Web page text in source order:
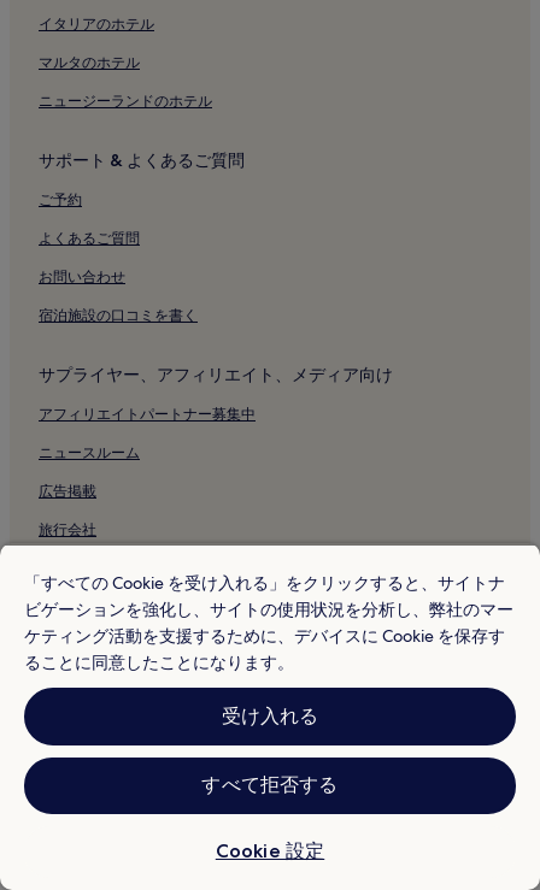
アンコーナ病院付近のホテル
アンコナ トッレッテ駅付近のホテル
オージモ カステルフィダルド駅付近のホテル
イェージのベッド & ブレックファスト
ファルコナーラ空港付近のホテル
デッレ ムゼ劇場付近のホテル
アンコーナ駅付近のホテル
ファルコナーラ マリッティマ駅付近のホテル
ポルトノボのホテル
コネロ山近くの高級ホテル
コネロ山近くのビーチホテル
コネロ山近くのゴルフを楽しめるホテル
イタリアのホテル
マルタのホテル
ニュージーランドのホテル
サポート & よくあるご質問
ご予約
よくあるご質問
お問い合わせ
宿泊施設の口コミを書く
サプライヤー、アフィリエイト、メディア向け
アフィリエイトパートナー募集中
ニュースルーム
広告掲載
旅行会社
規定
利用規約
プライバシー
コンテンツガイドラインおよびコンテンツの報告
Hotels.com リワードの利用規約
「すべての Cookie を受け入れる」をクリックすると、サイトナ
ビゲーションを強化し、サイトの使用状況を分析し、弊社のマー
ケティング活動を支援するために、デバイスに Cookie を保存す
ることに同意したことになります。
受け入れる
すべて拒否する
Cookie 設定